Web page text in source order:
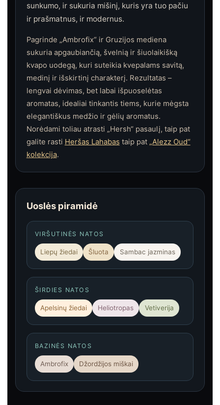
sunkumo, ir sukuria mišinį, kuris yra tuo pačiu
ir prašmatnus, ir modernus.
Pagrinde „Ambrofix“ ir Gruzijos mediena
sukuria apgaubiančią, švelnią ir šiuolaikišką
kvapo uodegą, kuri suteikia kvepalams savitą,
medinį ir išskirtinį charakterį. Rezultatas –
lengvai dėvimas, bet labai išpuoselėtas
aromatas, idealiai tinkantis tiems, kurie mėgsta
elegantiškus medžio ir gėlių aromatus.
Norėdami toliau atrasti „Hersh“ pasaulį, taip pat
galite rasti Heršas Lahabas taip pat „Alezz Oud“
kolekcija.
Uoslės piramidė
VIRŠUTINĖS NATOS
Liepų žiedai Šluota Sambac jazminas
ŠIRDIES NATOS
Apelsinų žiedai Heliotropas Vetiverija
BAZINĖS NATOS
Ambrofix Džordžijos miškai